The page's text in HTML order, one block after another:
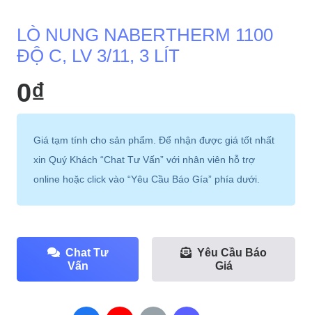
LÒ NUNG NABERTHERM 1100
ĐỘ C, LV 3/11, 3 LÍT
0₫
Giá tạm tính cho sản phẩm. Để nhận được giá tốt nhất
xin Quý Khách “Chat Tư Vấn” với nhân viên hỗ trợ
online hoặc click vào “Yêu Cầu Báo Gía” phía dưới.
Chat Tư
Vấn
Yêu Cầu Báo
Giá